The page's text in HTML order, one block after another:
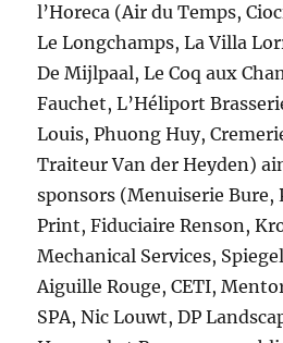
l’Horeca (Air du Temps,
Le Longchamps, La Villa
De Mijlpaal, Le Coq aux
Fauchet, L’Héliport
Louis, Phuong Huy,
Traiteur Van der Heyden)
sponsors (Menuiserie Bure,
Print, Fiduciaire Renson,
Mechanical Services,
Aiguille Rouge, CETI,
SPA, Nic Louwt, DP